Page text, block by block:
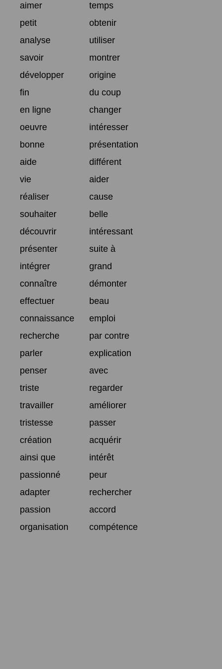
aimer
temps
petit
obtenir
analyse
utiliser
savoir
montrer
développer
origine
fin
du coup
en ligne
changer
oeuvre
intéresser
bonne
présentation
aide
différent
vie
aider
réaliser
cause
souhaiter
belle
découvrir
intéressant
présenter
suite à
intégrer
grand
connaître
démonter
effectuer
beau
connaissance
emploi
recherche
par contre
parler
explication
penser
avec
triste
regarder
travailler
améliorer
tristesse
passer
création
acquérir
ainsi que
intérêt
passionné
peur
adapter
rechercher
passion
accord
organisation
compétence